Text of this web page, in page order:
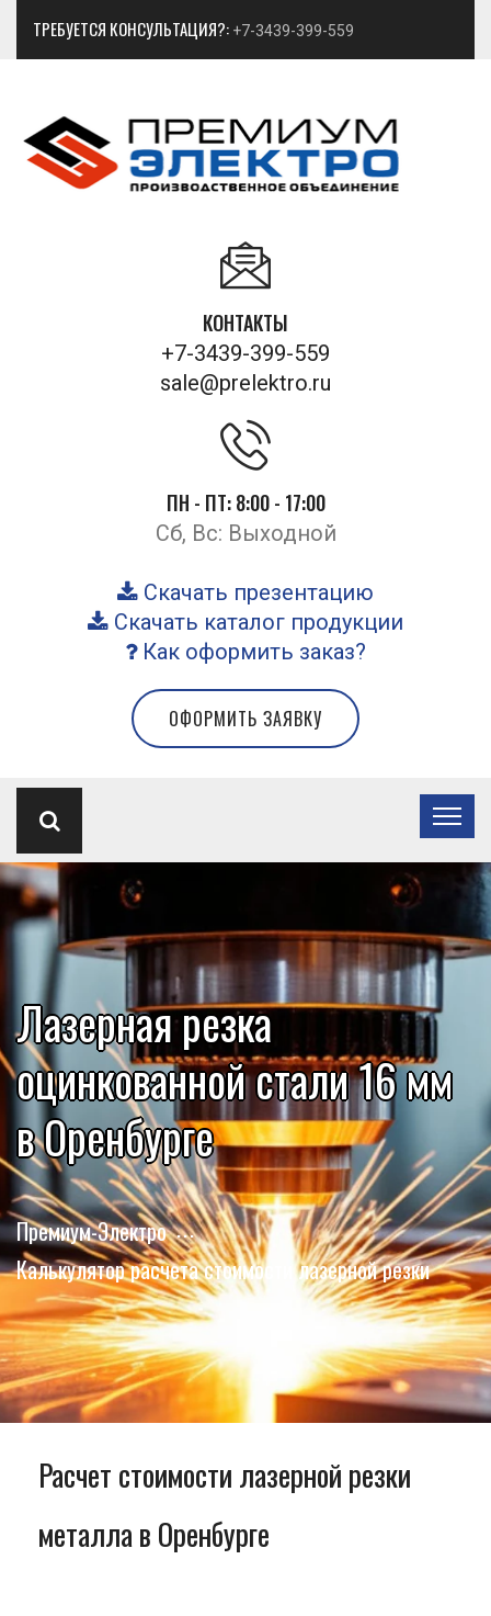
ТРЕБУЕТСЯ КОНСУЛЬТАЦИЯ?: +7-3439-399-559
КОНТАКТЫ
+7-3439-399-559
sale@prelektro.ru
ПН - ПТ: 8:00 - 17:00
Сб, Вс: Выходной
Скачать презентацию
Скачать каталог продукции
Как оформить заказ?
ОФОРМИТЬ ЗАЯВКУ
Лазерная резка
оцинкованной стали 16 мм
в Оренбурге
Премиум-Электро
Калькулятор расчета стоимости лазерной резки
Расчет стоимости лазерной резки
металла в Оренбурге